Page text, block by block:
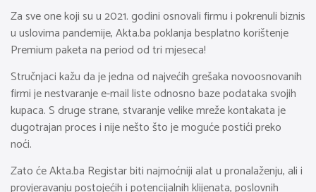
Za sve one koji su u 2021. godini osnovali firmu i pokrenuli biznis
u uslovima pandemije, Akta.ba poklanja besplatno korištenje
Premium paketa na period od tri mjeseca!
Stručnjaci kažu da je jedna od najvećih grešaka novoosnovanih
firmi je nestvaranje e-mail liste odnosno baze podataka svojih
kupaca. S druge strane, stvaranje velike mreže kontakata je
dugotrajan proces i nije nešto što je moguće postići preko
noći.
Zato će Akta.ba Registar biti najmoćniji alat u pronalaženju, ali i